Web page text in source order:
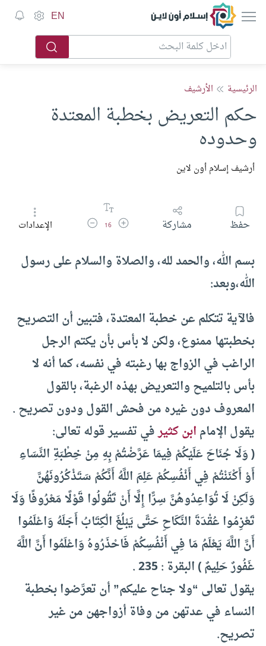
إسلام أون لاين EN
الرئيسية الأرشيف
حكم التعريض بخطبة المعتدة
وحدوده
أرشيف إسلام أون لاين
حفظ مشاركة زيادة حجم الخط
16 تقليل حجم الخطالإعدادات
بسم الله، والحمد لله، والصلاة والسلام على رسول
الله،وبعد:
فالآية تتكلم عن خطبة المعتدة، فتبين أن التصريح
بخطبتها ممنوع، ولكن لا بأس بأن يكتم الرجل
الراغب في الزواج بها رغبته في نفسه، كما أنه لا
بأس بالتلميح والتعريض بهذه الرغبة، بالقول
المعروف دون غيره من فحش القول ودون تصريح .
يقول الإمامابن كثيرفي تفسير قوله تعالى:
( ‏وَلَا جُنَاحَ عَلَيْكُمْ فِيمَا عَرَّضْتُمْ بِهِ مِنْ خِطْبَةِ النِّسَاءِ
أَوْ أَكْنَنْتُمْ فِي أَنْفُسِكُمْ عَلِمَ اللَّهُ أَنَّكُمْ سَتَذْكُرُونَهُنَّ
وَلَكِنْ لَا تُوَاعِدُوهُنَّ سِرًّا إِلَّا أَنْ تَقُولُوا قَوْلًا مَعْرُوفًا وَلَا
تَعْزِمُوا عُقْدَةَ النِّكَاحِ حَتَّى يَبْلُغَ الْكِتَابُ أَجَلَهُ وَاعْلَمُوا
أَنَّ اللَّهَ يَعْلَمُ مَا فِي أَنْفُسِكُمْ فَاحْذَرُوهُ وَاعْلَمُوا أَنَّ اللَّهَ
غَفُورٌ حَلِيمٌ ‏) البقرة : 235 . ‏
يقول تعالى “ولا جناح عليكم” أن تعرِّضوا بخطبة
النساء في عدتهن من وفاة أزواجهن من غير
تصريح.